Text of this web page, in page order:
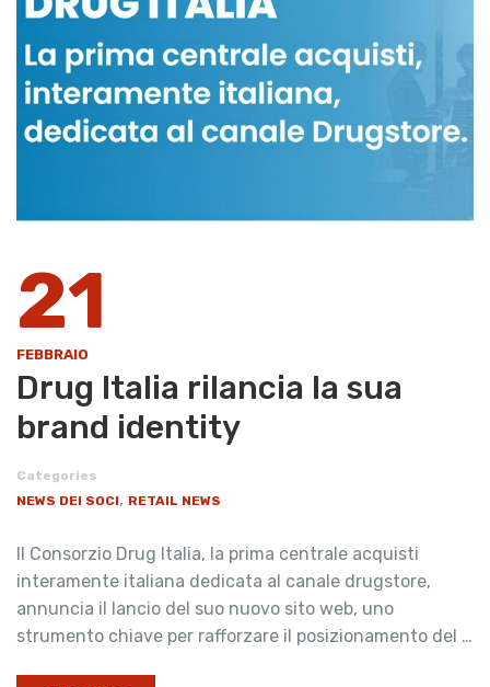
21
FEBBRAIO
Drug Italia rilancia la sua
brand identity
Categories
NEWS DEI SOCI, RETAIL NEWS
Il Consorzio Drug Italia, la prima centrale acquisti
interamente italiana dedicata al canale drugstore,
annuncia il lancio del suo nuovo sito web, uno
strumento chiave per rafforzare il posizionamento del …